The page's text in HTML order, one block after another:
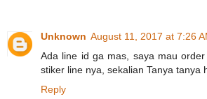
Unknown August 11, 2017 at 7:26
Ada line id ga mas, saya mau
stiker line nya, sekalian Tanya tanya
Reply